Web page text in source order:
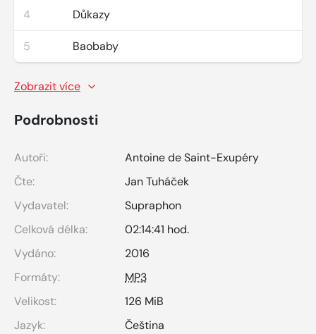
4 Důkazy
5 Baobaby
Zobrazit více
Podrobnosti
Autoři:
Antoine de Saint-Exupéry
Čte:
Jan Tuháček
Vydavatel:
Supraphon
Celková délka:
02:14:41 hod.
Vydáno:
2016
Formáty:
MP3
Velikost:
126 MiB
Jazyk:
Čeština